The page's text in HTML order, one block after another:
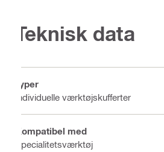
Teknisk data
Typer
Individuelle værktøjskufferter
Kompatibel med
Specialitetsværktøj